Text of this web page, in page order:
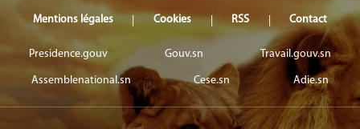
Mentions légales Cookies RSS Contact
Presidence.gouv Gouv.sn Travail.gouv.sn
Assemblenational.sn Cese.sn Adie.sn